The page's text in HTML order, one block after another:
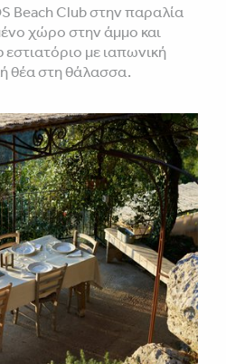
Beach Club στην παραλία
χώρο στην άμμο και
με ιαπωνική
θέα στη θάλασσα.